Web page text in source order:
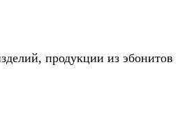
продукции из эбонитов